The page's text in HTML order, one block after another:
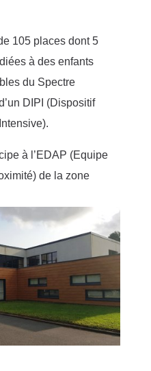
105 places dont 5
à des enfants
du Spectre
DIPI (Dispositif
à l’EDAP (Equipe
de la zone